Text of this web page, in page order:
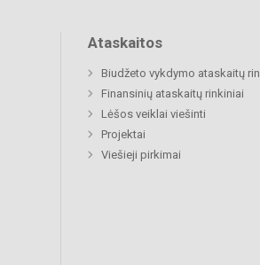
Ataskaitos
Biudžeto vykdymo ataskaitų
Finansinių ataskaitų rinkiniai
Lėšos veiklai viešinti
Projektai
Viešieji pirkimai